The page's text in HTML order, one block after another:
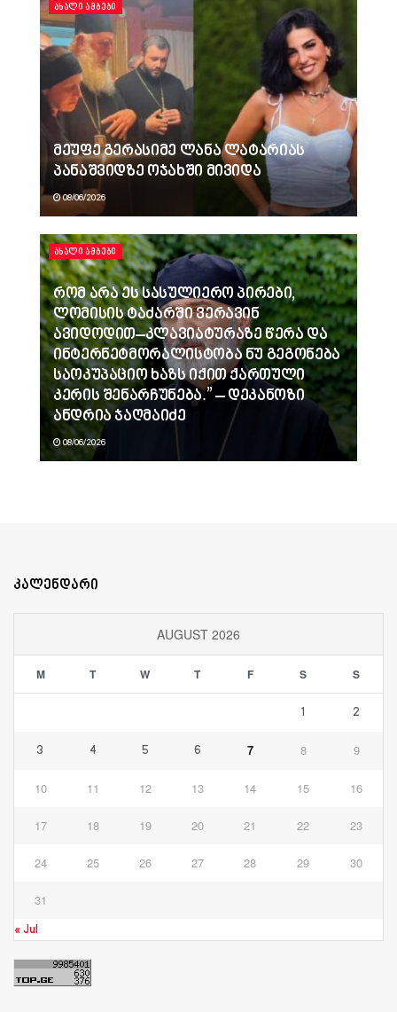
ᲐᲮᲐᲚᲘ ᲐᲛᲑᲔᲑᲘ
მეუფე გერასიმე ლანა ლატარიას
პანაშვიდზე ოჯახში მივიდა
08/06/2026
ᲐᲮᲐᲚᲘ ᲐᲛᲑᲔᲑᲘ
რომ არა ეს სასულიერო პირები,
ლომისის ტაძარში ვერავინ
ავიდოდით–კლავიატურაზე წერა და
ინტერნეტმორალისტობა ნუ გეგონება
საოკუპაციო ხაზს იქით ქართული
კერის შენარჩუნება.” – დეკანოზი
ანდრია ჯაღმაიძე
08/06/2026
კალენდარი
AUGUST 2026
M T W T F S S
1 2
3 4 5 6 7 8 9
10 11 12 13 14 15 16
17 18 19 20 21 22 23
24 25 26 27 28 29 30
31
« Jul